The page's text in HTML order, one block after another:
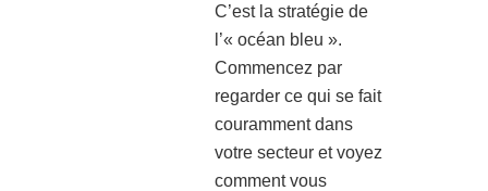
C’est la stratégie de
l’« océan bleu ».
Commencez par
regarder ce qui se fait
couramment dans
votre secteur et voyez
comment vous